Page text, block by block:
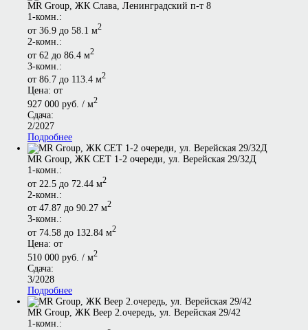
MR Group, ЖК Слава, Ленинградский п-т 8
1-комн.:
от 36.9 до 58.1 м2
2-комн.:
от 62 до 86.4 м2
3-комн.:
от 86.7 до 113.4 м2
Цена: от
927 000 руб. / м2
Сдача:
2/2027
Подробнее
МR Group, ЖК СЕТ 1-2 очереди, ул. Верейская 29/32Д
1-комн.:
от 22.5 до 72.44 м2
2-комн.:
от 47.87 до 90.27 м2
3-комн.:
от 74.58 до 132.84 м2
Цена: от
510 000 руб. / м2
Сдача:
3/2028
Подробнее
MR Group, ЖК Веер 2.очередь, ул. Верейская 29/42
1-комн.: